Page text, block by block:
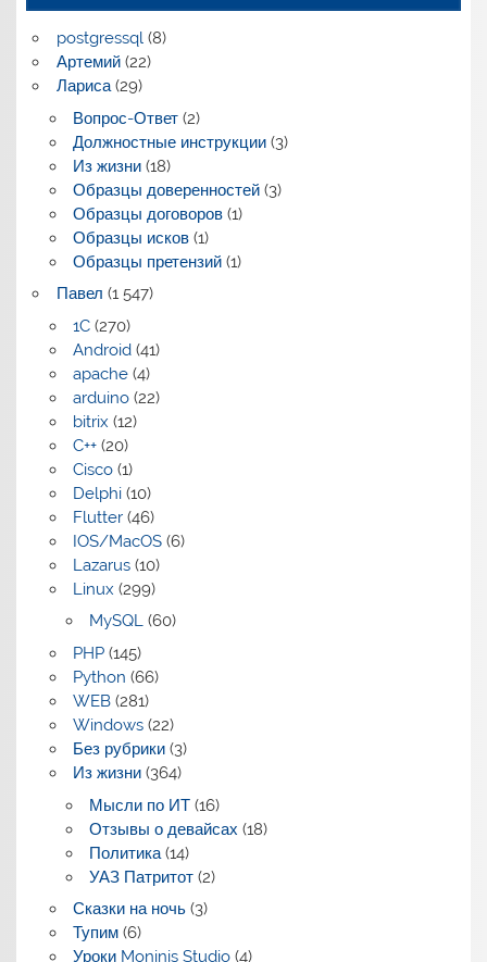
postgressql(8)
Артемий(22)
Лариса(29)
Вопрос-Ответ(2)
Должностные инструкции(3)
Из жизни(18)
Образцы доверенностей(3)
Образцы договоров(1)
Образцы исков(1)
Образцы претензий(1)
Павел (1 547)
1C(270)
Android(41)
apache(4)
arduino(22)
bitrix (12)
C++(20)
Cisco(1)
Delphi(10)
Flutter(46)
IOS/MacOS(6)
Lazarus(10)
Linux (299)
MySQL(60)
PHP(145)
Python (66)
WEB(281)
Windows(22)
Без рубрики(3)
Из жизни(364)
Мысли по ИТ(16)
Отзывы о девайсах (18)
Политика(14)
УАЗ Патритот(2)
Сказки на ночь(3)
Тупим(6)
Уроки Moninis Studio(4)